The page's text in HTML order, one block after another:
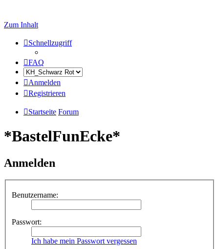
Zum Inhalt
Schnellzugriff
FAQ
Anmelden
Registrieren
Startseite Forum
*BastelFunEcke*
Anmelden
Benutzername:
Passwort:
Ich habe mein Passwort vergessen